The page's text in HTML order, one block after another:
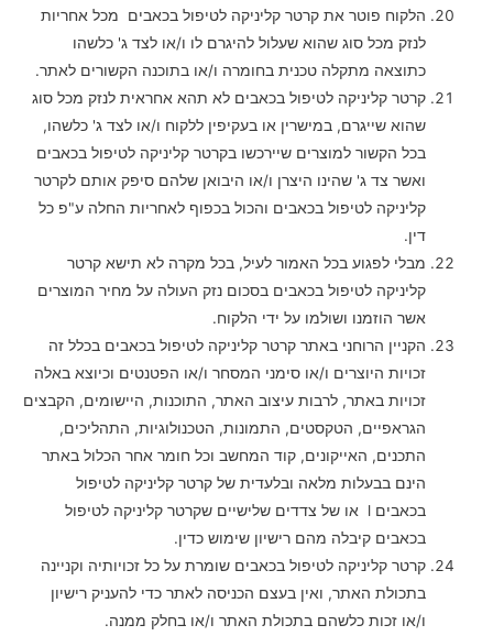
הלקוח פוטר את קרטר קליניקה לטיפול בכאבים מכל אחריות
לנזק מכל סוג שהוא שעלול להיגרם לו ו/או לצד ג' כלשהו
כתוצאה מתקלה טכנית בחומרה ו/או בתוכנה הקשורים לאתר.
קרטר קליניקה לטיפול בכאבים לא תהא אחראית לנזק מכל סוג
שהוא שייגרם, במישרין או בעקיפין ללקוח ו/או לצד ג' כלשהו,
בכל הקשור למוצרים שיירכשו בקרטר קליניקה לטיפול בכאבים
ואשר צד ג' שהינו היצרן ו/או היבואן שלהם סיפק אותם לקרטר
קליניקה לטיפול בכאבים והכול בכפוף לאחריות החלה ע"פ כל
דין.
מבלי לפגוע בכל האמור לעיל, בכל מקרה לא תישא קרטר
קליניקה לטיפול בכאבים בסכום נזק העולה על מחיר המוצרים
אשר הוזמנו ושולמו על ידי הלקוח.
הקניין הרוחני באתר קרטר קליניקה לטיפול בכאבים בכלל זה
זכויות היוצרים ו/או סימני המסחר ו/או הפטנטים וכיוצא באלה
זכויות באתר, לרבות עיצוב האתר, התוכנות, היישומים, הקבצים
הגראפיים, הטקסטים, התמונות, הטכנולוגיות, התהליכים,
התכנים, האייקונים, קוד המחשב וכל חומר אחר הכלול באתר
הינם בבעלות מלאה ובלעדית של קרטר קליניקה לטיפול
בכאבים l או של צדדים שלישיים שקרטר קליניקה לטיפול
בכאבים קיבלה מהם רישיון שימוש כדין.
קרטר קליניקה לטיפול בכאבים שומרת על כל זכויותיה וקניינה
בתכולת האתר, ואין בעצם הכניסה לאתר כדי להעניק רישיון
ו/או זכות כלשהם בתכולת האתר ו/או בחלק ממנה.